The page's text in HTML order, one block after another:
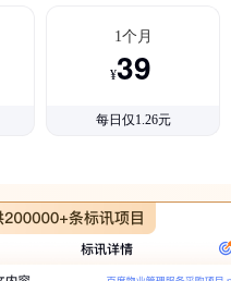
1个月
¥39
每日仅1.26元